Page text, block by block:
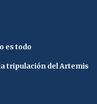
es todo
tripulación del Artemis